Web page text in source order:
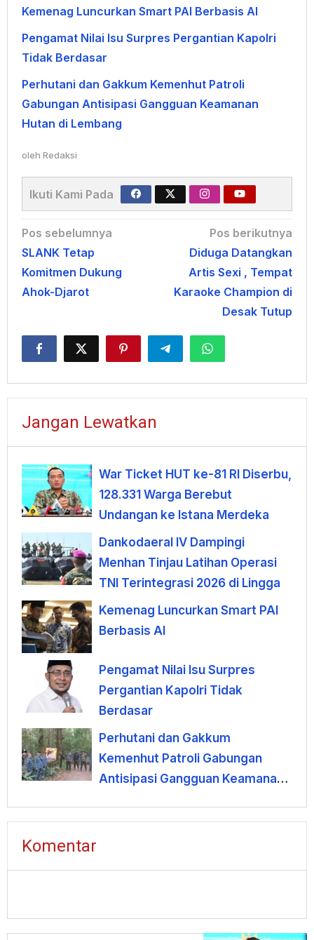
Kemenag Luncurkan Smart PAI Berbasis AI
Pengamat Nilai Isu Surpres Pergantian Kapolri
Tidak Berdasar
Perhutani dan Gakkum Kemenhut Patroli
Gabungan Antisipasi Gangguan Keamanan
Hutan di Lembang
oleh Redaksi
Ikuti Kami Pada
Navigasi
pos
Pos sebelumnya
SLANK Tetap
Komitmen Dukung
Ahok-Djarot
Pos berikutnya
Diduga Datangkan
Artis Sexi , Tempat
Karaoke Champion di
Desak Tutup
Jangan Lewatkan
War Ticket HUT ke-81 RI Diserbu,
128.331 Warga Berebut
Undangan ke Istana Merdeka
Dankodaeral IV Dampingi
Menhan Tinjau Latihan Operasi
TNI Terintegrasi 2026 di Lingga
Kemenag Luncurkan Smart PAI
Berbasis AI
Pengamat Nilai Isu Surpres
Pergantian Kapolri Tidak
Berdasar
Perhutani dan Gakkum
Kemenhut Patroli Gabungan
Antisipasi Gangguan Keamanan
Komentar